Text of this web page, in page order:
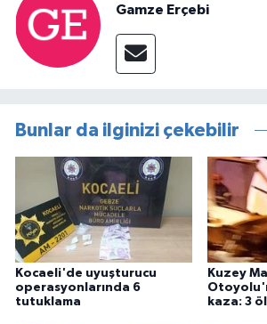
Gamze Erçebi
Bunlar da ilginizi çekebilir
Kocaeli'de uyuşturucu
operasyonlarında 6
tutuklama
Kuzey
kaza: 3